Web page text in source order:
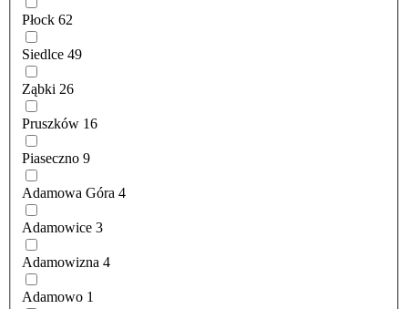
Płock 62
Siedlce 49
Ząbki 26
Pruszków 16
Piaseczno 9
Adamowa Góra 4
Adamowice 3
Adamowizna 4
Adamowo 1